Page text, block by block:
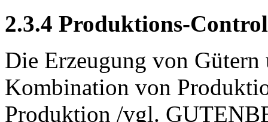
2.3.4 Produktions-
Die Erzeugung von
Kombination von
Produktion /vgl.